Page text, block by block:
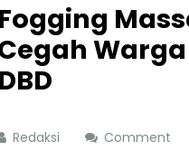
Fogging
DBD
Redaksi Comment